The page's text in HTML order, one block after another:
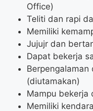
Office)
Teliti dan rapi
Memiliki
Jujujr dan
Dapat bekerja
(diutamakan)
Mampu bekerja
Memiliki